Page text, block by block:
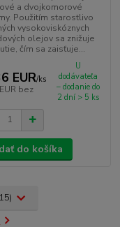
a dvojkomorové
Použitím starostlivo
vysokoviskóznych
olejov sa znižuje
čím sa zaisťuje...
EUR/ks
bez
U
dodávateľa
– dodanie do
2 dní > 5 ks
do košíka